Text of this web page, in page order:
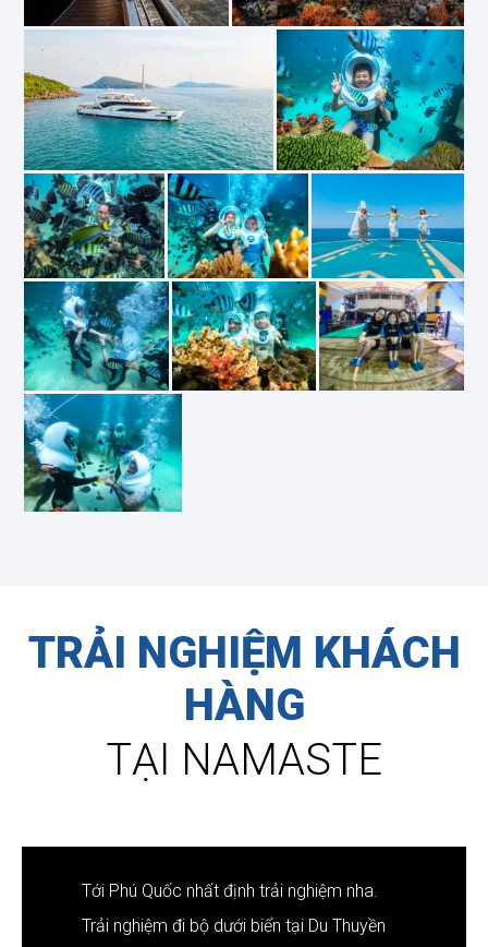
TRẢI NGHIỆM KHÁCH
HÀNG
TẠI NAMASTE
Tới Phú Quốc nhất định trải nghiệm nha.
Trải nghiệm đi bộ dưới biển tại Du Thuyền